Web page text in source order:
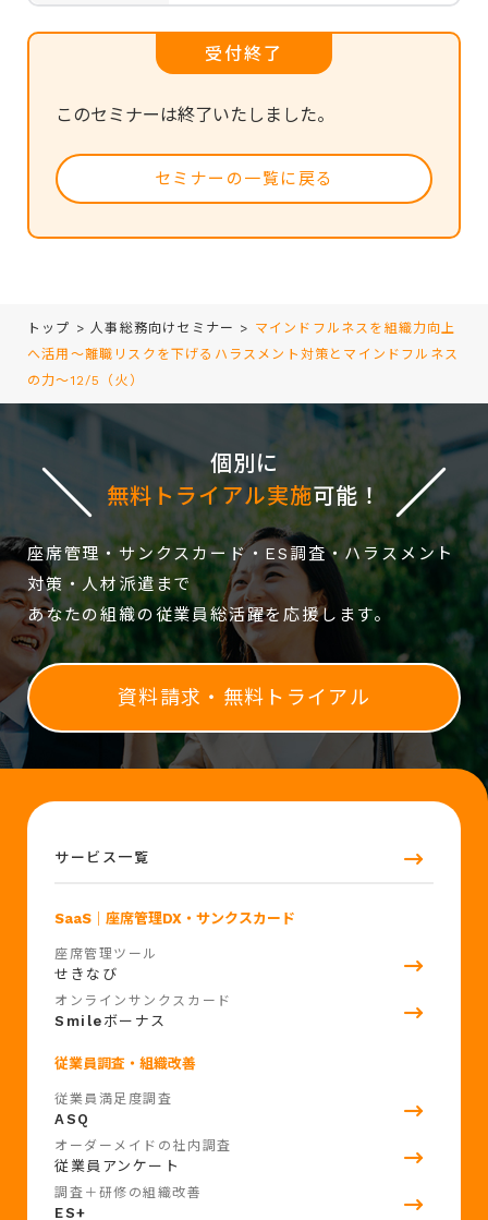
受付終了
このセミナーは終了いたしました。
セミナーの一覧に戻る
トップ >人事総務向けセミナー > マインドフルネスを組織力向上
へ活用～離職リスクを下げるハラスメント対策とマインドフルネス
の力～12/5（火）
個別に
無料トライアル実施可能！
座席管理・サンクスカード・ES調査・ハラスメント
対策・人材派遣まで
あなたの組織の従業員総活躍を応援します。
資料請求・無料トライアル
サービス一覧
SaaS ｜座席管理DX・サンクスカード
座席管理ツール
せきなび
オンラインサンクスカード
Smile ボーナス
従業員調査・組織改善
従業員満足度調査
ASQ
オーダーメイドの社内調査
従業員アンケート
調査＋研修の組織改善
ES+